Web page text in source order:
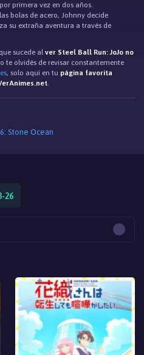
primera vez en dos años.
bolas de acero, Johnny decide
su extraña aventura a través de
sucede alver Steel Ball Run: JoJo no
te olvidés de revisar constantemente
, solo aqui en tu página favorita
.
Stone Ocean
26